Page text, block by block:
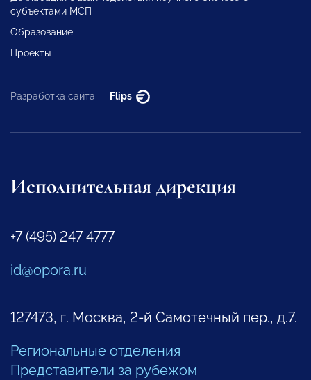
субъектами МСП
Образование
Проекты
Разработка сайта — Flips
Исполнительная дирекция
+7 (495) 247 4777
id@opora.ru
127473, г. Москва, 2-й Самотечный пер., д.7.
Региональные отделения
Представители за рубежом